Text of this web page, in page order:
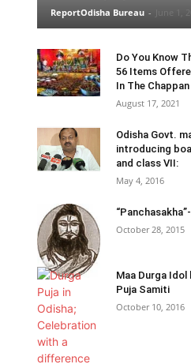
ReportOdisha Bureau -
Do You Know
56 Items
In The
August 17, 2021
Odisha Govt.
introducing
and class VII:
May 4, 2016
October 28, 2015
Maa Durga Idol
Puja Samiti
October 10, 2016